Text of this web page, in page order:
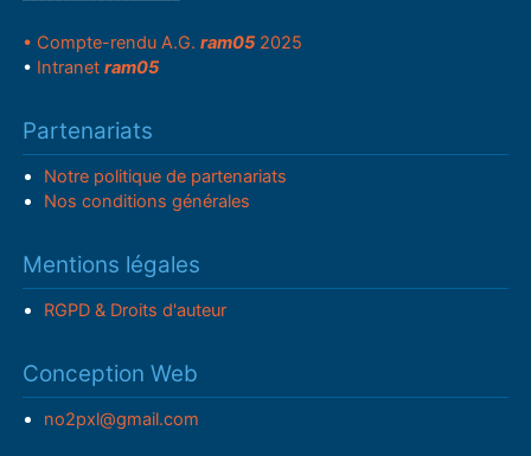
• Compte-rendu A.G.ram05 2025
• Intranetram05
Partenariats
Notre politique de partenariats
Nos conditions générales
Mentions légales
RGPD & Droits d'auteur
Conception Web
no2pxl@gmail.com